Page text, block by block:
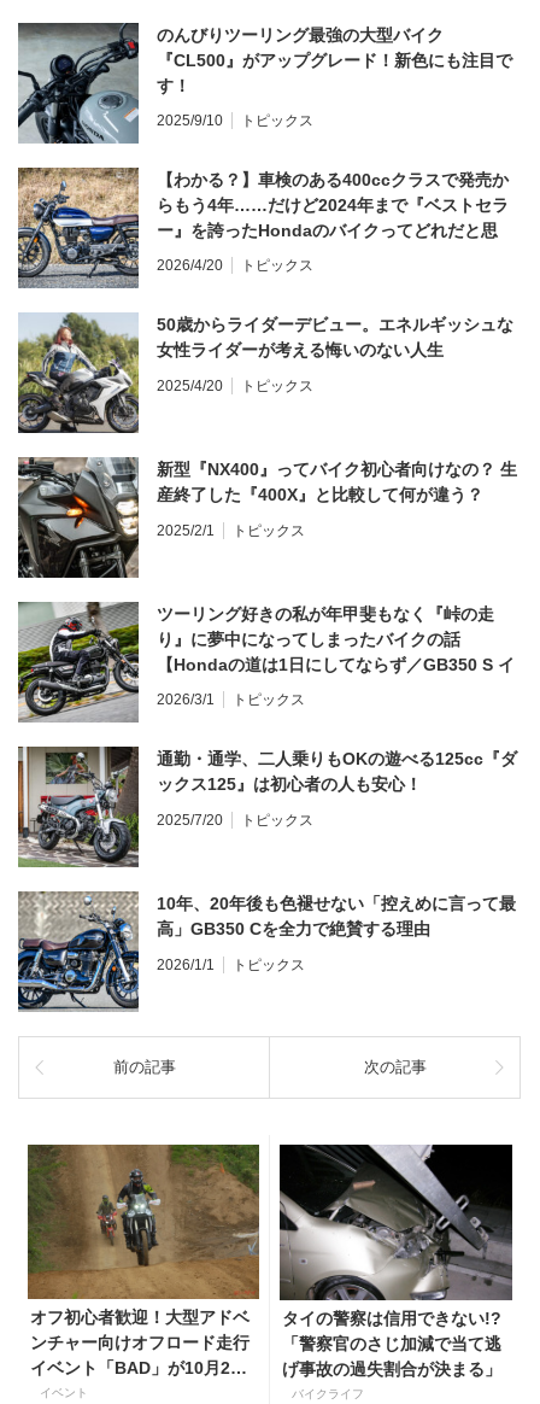
のんびりツーリング最強の大型バイク
『CL500』がアップグレード！新色にも注目で
す！
2025/9/10 トピックス
【わかる？】車検のある400ccクラスで発売か
らもう4年……だけど2024年まで『ベストセラ
ー』を誇ったHondaのバイクってどれだと思
う？
2026/4/20 トピックス
50歳からライダーデビュー。エネルギッシュな
女性ライダーが考える悔いのない人生
2025/4/20 トピックス
新型『NX400』ってバイク初心者向けなの？ 生
産終了した『400X』と比較して何が違う？
2025/2/1 トピックス
ツーリング好きの私が年甲斐もなく『峠の走
り』に夢中になってしまったバイクの話
【Hondaの道は1日にしてならず／GB350 S イ
ンプレ・レビュー 前編】
2026/3/1 トピックス
通勤・通学、二人乗りもOKの遊べる125cc『ダ
ックス125』は初心者の人も安心！
2025/7/20 トピックス
10年、20年後も色褪せない「控えめに言って最
高」GB350 Cを全力で絶賛する理由
2026/1/1 トピックス
前の記事 次の記事
オフ初心者歓迎！大型アドベ
ンチャー向けオフロード走行
イベント「BAD」が10月2
日、千葉県成田モトクロスパ
イベント
タイの警察は信用できない!?
「警察官のさじ加減で当て逃
げ事故の過失割合が決まる」
バイクライフ